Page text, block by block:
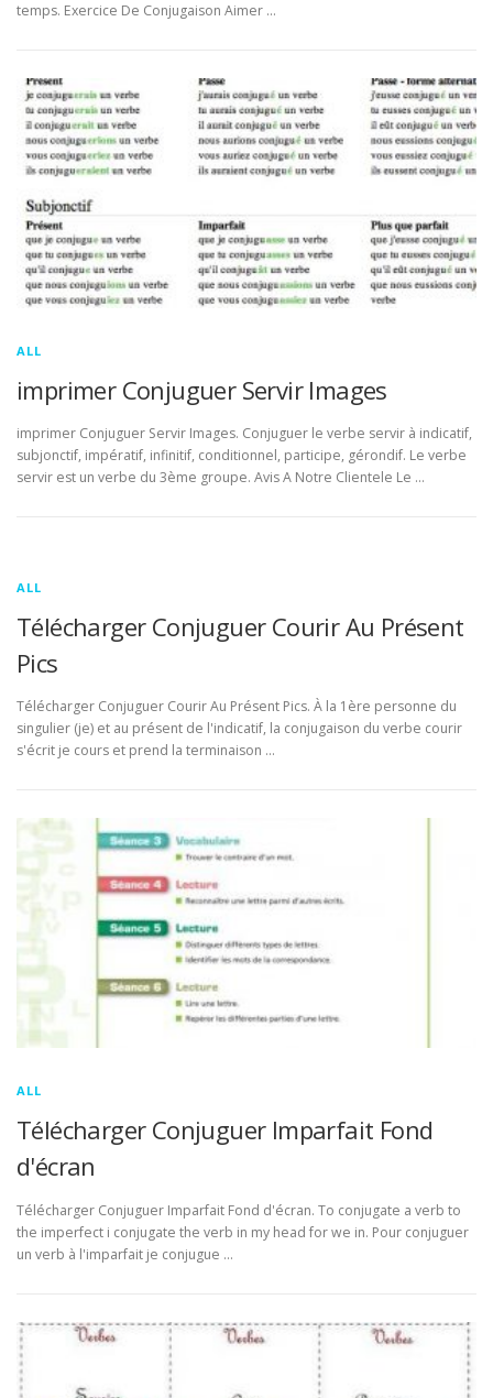
temps. Exercice De Conjugaison Aimer …
ALL
imprimer Conjuguer Servir Images
imprimer Conjuguer Servir Images. Conjuguer le verbe servir à indicatif,
subjonctif, impératif, infinitif, conditionnel, participe, gérondif. Le verbe
servir est un verbe du 3ème groupe. Avis A Notre Clientele Le …
ALL
Télécharger Conjuguer Courir Au Présent
Pics
Télécharger Conjuguer Courir Au Présent Pics. À la 1ère personne du
singulier (je) et au présent de l'indicatif, la conjugaison du verbe courir
s'écrit je cours et prend la terminaison …
ALL
Télécharger Conjuguer Imparfait Fond
d'écran
Télécharger Conjuguer Imparfait Fond d'écran. To conjugate a verb to
the imperfect i conjugate the verb in my head for we in. Pour conjuguer
un verb à l'imparfait je conjugue …